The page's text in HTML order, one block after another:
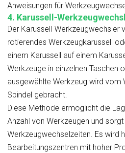
Anweisungen für
4. Karussell-
Der Karussell-Werkzeugwechsler
rotierendes Werkzeugkarussell
einem Karussell auf einem
Werkzeuge in einzelnen Taschen
ausgewählte Werkzeug wird vom
Spindel gebracht.
Diese Methode ermöglicht die
Anzahl von Werkzeugen und
Werkzeugwechselzeiten. Es wird
Bearbeitungszentren mit hoher